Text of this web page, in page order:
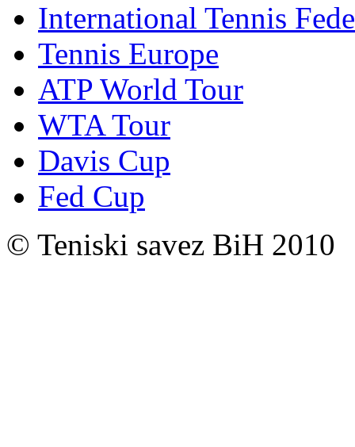
International Tennis
Tennis Europe
ATP World Tour
WTA Tour
Davis Cup
Fed Cup
© Teniski savez BiH 2010